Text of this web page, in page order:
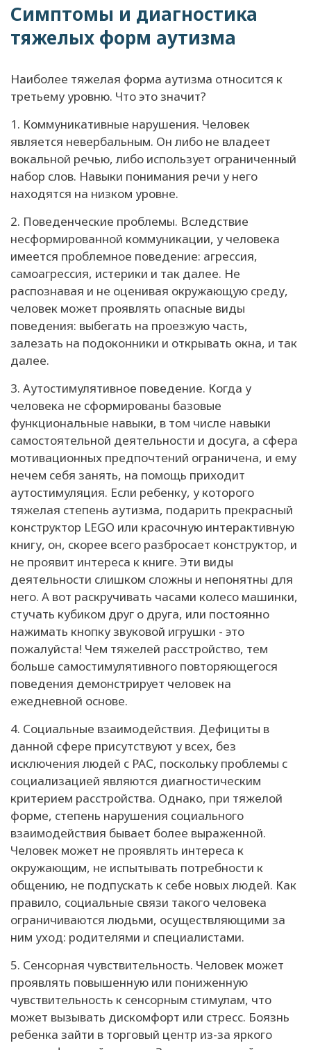
Симптомы и диагностика
тяжелых форм аутизма
Наиболее тяжелая форма аутизма относится к
третьему уровню. Что это значит?
1. Коммуникативные нарушения. Человек
является невербальным. Он либо не владеет
вокальной речью, либо использует ограниченный
набор слов. Навыки понимания речи у него
находятся на низком уровне.
2. Поведенческие проблемы. Вследствие
несформированной коммуникации, у человека
имеется проблемное поведение: агрессия,
самоагрессия, истерики и так далее. Не
распознавая и не оценивая окружающую среду,
человек может проявлять опасные виды
поведения: выбегать на проезжую часть,
залезать на подоконники и открывать окна, и так
далее.
3. Аутостимулятивное поведение. Когда у
человека не сформированы базовые
функциональные навыки, в том числе навыки
самостоятельной деятельности и досуга, а сфера
мотивационных предпочтений ограничена, и ему
нечем себя занять, на помощь приходит
аутостимуляция. Если ребенку, у которого
тяжелая степень аутизма, подарить прекрасный
конструктор LEGO или красочную интерактивную
книгу, он, скорее всего разбросает конструктор, и
не проявит интереса к книге. Эти виды
деятельности слишком сложны и непонятны для
него. А вот раскручивать часами колесо машинки,
стучать кубиком друг о друга, или постоянно
нажимать кнопку звуковой игрушки - это
пожалуйста! Чем тяжелей расстройство, тем
больше самостимулятивного повторяющегося
поведения демонстрирует человек на
ежедневной основе.
4. Социальные взаимодействия. Дефициты в
данной сфере присутствуют у всех, без
исключения людей с РАС, поскольку проблемы с
социализацией являются диагностическим
критерием расстройства. Однако, при тяжелой
форме, степень нарушения социального
взаимодействия бывает более выраженной.
Человек может не проявлять интереса к
окружающим, не испытывать потребности к
общению, не подпускать к себе новых людей. Как
правило, социальные связи такого человека
ограничиваются людьми, осуществляющими за
ним уход: родителями и специалистами.
5. Сенсорная чувствительность. Человек может
проявлять повышенную или пониженную
чувствительность к сенсорным стимулам, что
может вызывать дискомфорт или стресс. Боязнь
ребенка зайти в торговый центр из-за яркого